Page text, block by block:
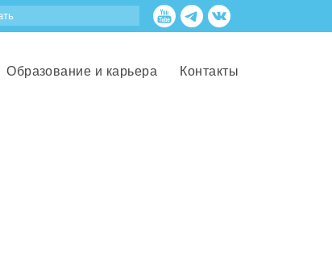
Образование и карьера Контакты